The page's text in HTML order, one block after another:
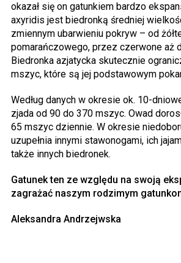
okazał się on gatunkiem bardzo
axyridis jest biedronką średniej
zmiennym ubarwieniu pokryw – od
pomarańczowego, przez czerwone aż
Biedronka azjatycka skutecznie
mszyc, które są jej podstawowym
Według danych w okresie ok. 10-
zjada od 90 do 370 mszyc. Owad
65 mszyc dziennie. W okresie
uzupełnia innymi stawonogami, ich
także innych biedronek.
Gatunek ten ze względu na swoją
zagrażać naszym rodzimym
Aleksandra Andrzejwska